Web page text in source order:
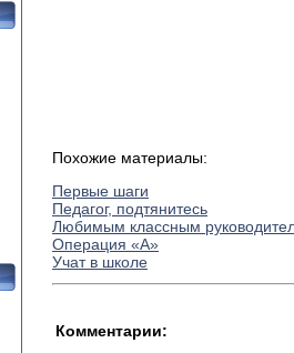
Похожие материалы:
Первые шаги
Педагог, подтянитесь
Любимым классным
Операция «А»
Учат в школе
Комментарии: